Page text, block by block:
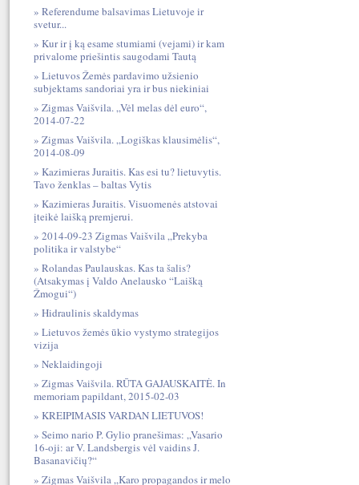
Referendume balsavimas Lietuvoje ir
svetur...
Kur ir į ką esame stumiami (vejami) ir kam
privalome priešintis saugodami Tautą
Lietuvos Žemės pardavimo užsienio
subjektams sandoriai yra ir bus niekiniai
Zigmas Vaišvila. „Vėl melas dėl euro“,
2014-07-22
Zigmas Vaišvila. „Logiškas klausimėlis“,
2014-08-09
Kazimieras Juraitis. Kas esi tu? lietuvytis.
Tavo ženklas – baltas Vytis
Kazimieras Juraitis. Visuomenės atstovai
įteikė laišką premjerui.
2014-09-23 Zigmas Vaišvila „Prekyba
politika ir valstybe“
Rolandas Paulauskas. Kas ta šalis?
(Atsakymas į Valdo Anelausko “Laišką
Žmogui“)
Hidraulinis skaldymas
Lietuvos žemės ūkio vystymo strategijos
vizija
Neklaidingoji
Zigmas Vaišvila. RŪTA GAJAUSKAITĖ. In
memoriam papildant, 2015-02-03
KREIPIMASIS VARDAN LIETUVOS!
Seimo nario P. Gylio pranešimas: „Vasario
16-oji: ar V. Landsbergis vėl vaidins J.
Basanavičių?“
Zigmas Vaišvila „Karo propagandos ir melo